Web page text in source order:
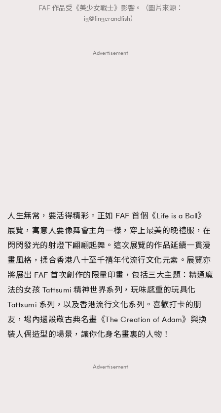
DressLikeAParisienne
FAF 作品受《美少女戰士》影響。（圖片來源：
ig@fingerandfish）
Advertisement
人生無常，要活得精彩。正如 FAF 首個《Life is a Ball》
展覽，寓意人要像舞會主角一樣，穿上最美的晚禮服，在
閃閃發光的射燈下翩翩起舞。這次展覽的作品延續一貫漫
畫風格，揉合香港八十至千禧年代流行文化元素。展覽亦
將展出 FAF 首次創作的限量印畫，包括三大主題：精通魔
法的女孩 Tattsumi 精神世界系列，玩味感重的玩具化
Tattsumi 系列，以及香港流行文化系列。喜歡打卡的朋
友，場內還設敬古典名畫《The Creation of Adam》與換
裝人偶造型的場景，讓你化身名畫裏的人物！
Advertisement